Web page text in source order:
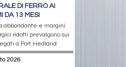
DI FERRO AI
DA 13 MESI
abbondante e margini
ridotti prevalgono sui
a Port Hedland
2026